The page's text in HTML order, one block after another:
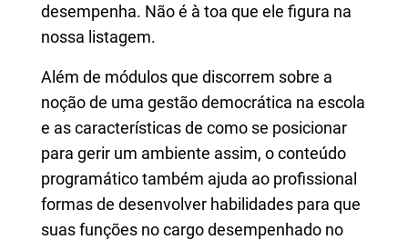
desempenha. Não é à toa que ele figura na
nossa listagem.
Além de módulos que discorrem sobre a
noção de uma gestão democrática na escola
e as características de como se posicionar
para gerir um ambiente assim, o conteúdo
programático também ajuda ao profissional
formas de desenvolver habilidades para que
suas funções no cargo desempenhado no